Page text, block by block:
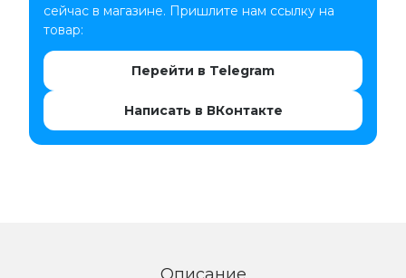
сейчас в магазине. Пришлите нам ссылку на
товар:
Перейти в Telegram
Написать в ВКонтакте